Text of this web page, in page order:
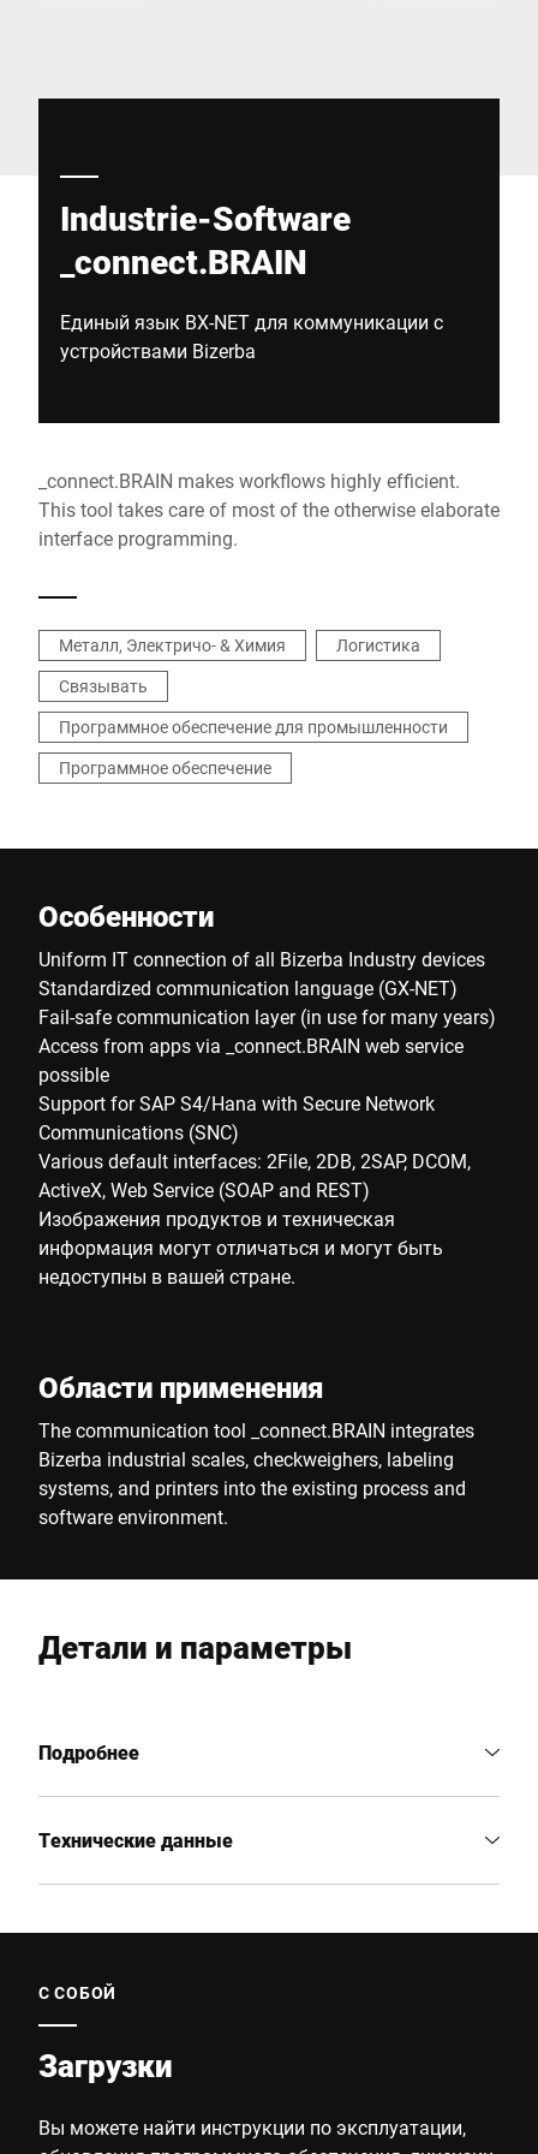
Industrie-Software
_connect.BRAIN
Единый язык BX-NET для коммуникации с
устройствами Bizerba
_connect.BRAIN makes workflows highly efficient.
This tool takes care of most of the otherwise elaborate
interface programming.
Металл, Электричо- & Химия
Логистика
Связывать
Программное обеспечение для промышленности
Программное обеспечение
Особенности
Uniform IT connection of all Bizerba Industry devices
Standardized communication language (GX-NET)
Fail-safe communication layer (in use for many years)
Access from apps via _connect.BRAIN web service
possible
Support for SAP S4/Hana with Secure Network
Communications (SNC)
Various default interfaces: 2File, 2DB, 2SAP, DCOM,
ActiveX, Web Service (SOAP and REST)
Изображения продуктов и техническая
информация могут отличаться и могут быть
недоступны в вашей стране.
Области применения
The communication tool _connect.BRAIN integrates
Bizerba industrial scales, checkweighers, labeling
systems, and printers into the existing process and
software environment.
Детали и параметры
Подробнее
Технические данные
С СОБОЙ
Загрузки
Вы можете найти инструкции по эксплуатации,